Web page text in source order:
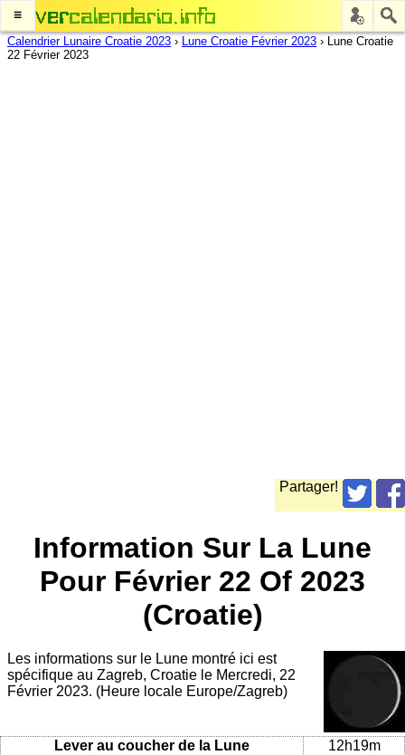
≡
Calendrier Lunaire Croatie 2023 › Lune Croatie Février 2023 › Lune Croatie
22 Février 2023
Partager!
Information Sur La Lune
Pour Février 22 Of 2023
(Croatie)
Les informations sur le Lune montré ici est
spécifique au Zagreb, Croatie le Mercredi, 22
Février 2023. (Heure locale Europe/Zagreb)
Lever au coucher de la Lune
12h19m